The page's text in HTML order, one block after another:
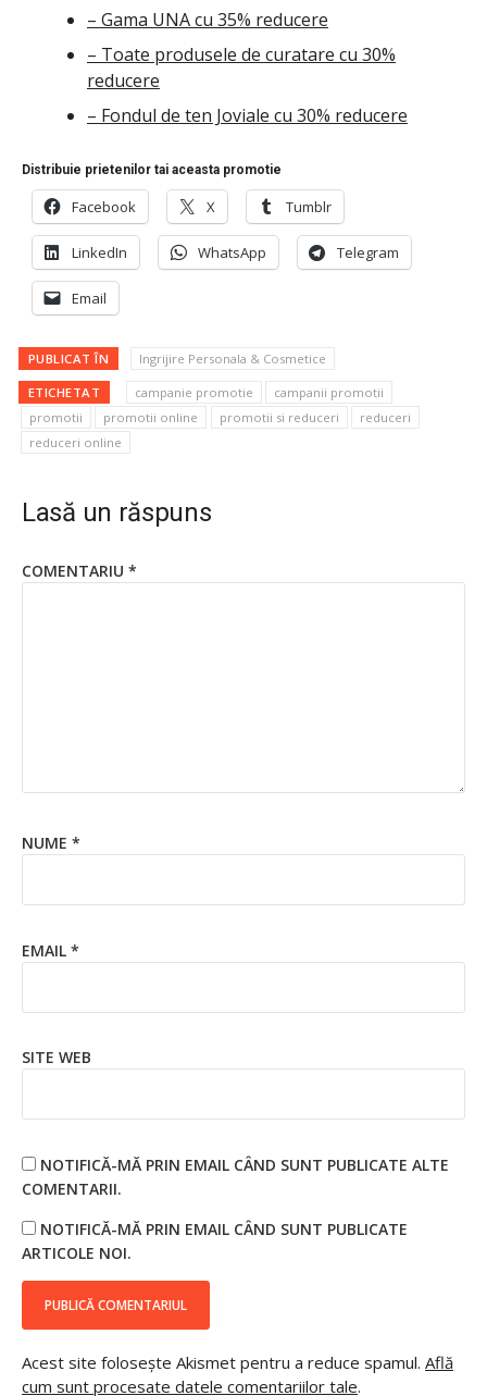
– Gama UNA cu 35% reducere
– Toate produsele de curatare cu 30%
reducere
– Fondul de ten Joviale cu 30% reducere
Distribuie prietenilor tai aceasta promotie
Facebook X Tumblr
LinkedIn WhatsApp Telegram
Email
PUBLICAT ÎN Ingrijire Personala & Cosmetice
ETICHETAT campanie promotie
campanii promotii
promotii
promotii online promotii si reduceri
reduceri
reduceri online
Lasă un răspuns
COMENTARIU *
NUME *
EMAIL *
SITE WEB
NOTIFICĂ-MĂ PRIN EMAIL CÂND SUNT PUBLICATE ALTE
COMENTARII.
NOTIFICĂ-MĂ PRIN EMAIL CÂND SUNT PUBLICATE
ARTICOLE NOI.
Acest site folosește Akismet pentru a reduce spamul. Află
cum sunt procesate datele comentariilor tale.